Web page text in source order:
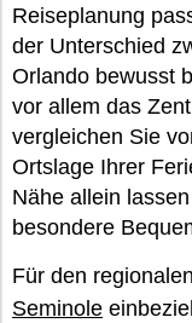
Reiseplanung
der Unterschied
Orlando bewusst
vor allem das
vergleichen Sie
Ortslage Ihrer
Nähe allein
besondere
Für den
Seminole